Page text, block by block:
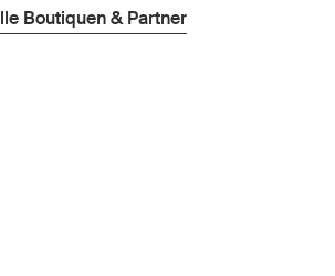
Boutiquen & Partner